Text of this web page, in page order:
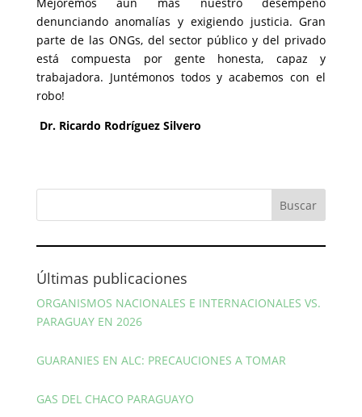
denunciando anomalías y exigiendo justicia. Gran
parte de las ONGs, del sector público y del privado
está compuesta por gente honesta, capaz y
trabajadora. Juntémonos todos y acabemos con el
robo!
Dr. Ricardo Rodríguez Silvero
Últimas publicaciones
ORGANISMOS NACIONALES E INTERNACIONALES VS.
PARAGUAY EN 2026
GUARANIES EN ALC: PRECAUCIONES A TOMAR
GAS DEL CHACO PARAGUAYO